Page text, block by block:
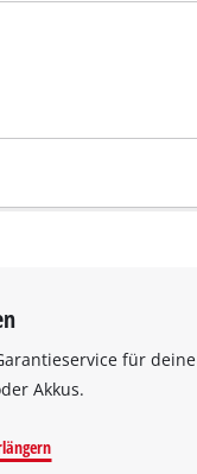
für deine
Akkus.